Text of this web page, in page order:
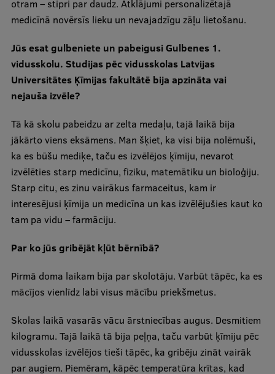
Pētniecība
Zinātniskie institūti un laboratorijas
RSU zinātnes portāls
Zinātnes ietekme
Pētniecības platformas
Doktorantūras skola
Pētniecības pakalpojumi
Pētniecības projekti
Zinātnieku brokastis
Vertikāli integrētie projekti
Zinātniskās konferences
Inovāciju centrs
otram – stipri par daudz. Atklājumi personalizētajā
medicīnā novērsīs lieku un nevajadzīgu zāļu lietošanu.
Jūs esat gulbeniete un pabeigusi Gulbenes 1.
vidusskolu. Studijas pēc vidusskolas Latvijas
Universitātes Ķīmijas fakultātē bija apzināta vai
nejauša izvēle?
Tā kā skolu pabeidzu ar zelta medaļu, tajā laikā bija
jākārto viens eksāmens. Man šķiet, ka visi bija nolēmuši,
ka es būšu mediķe, taču es izvēlējos ķīmiju, nevarot
izvēlēties starp medicīnu, fiziku, matemātiku un bioloģiju.
Starp citu, es zinu vairākus farmaceitus, kam ir
interesējusi ķīmija un medicīna un kas izvēlējušies kaut ko
tam pa vidu – farmāciju.
Par ko jūs gribējāt kļūt bērnībā?
Pirmā doma laikam bija par skolotāju. Varbūt tāpēc, ka es
mācījos vienlīdz labi visus mācību priekšmetus.
Skolas laikā vasarās vācu ārstniecības augus. Desmitiem
kilogramu. Tajā laikā tā bija peļņa, taču varbūt ķīmiju pēc
vidusskolas izvēlējos tieši tāpēc, ka gribēju zināt vairāk
par augiem. Piemēram, kāpēc temperatūra krītas, kad